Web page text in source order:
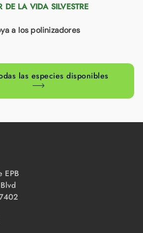
DE LA VIDA SILVESTRE
a los polinizadores
las especies disponibles
EPB